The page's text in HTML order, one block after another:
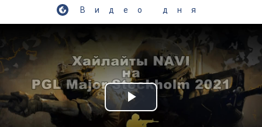
Видео дня
Play Video